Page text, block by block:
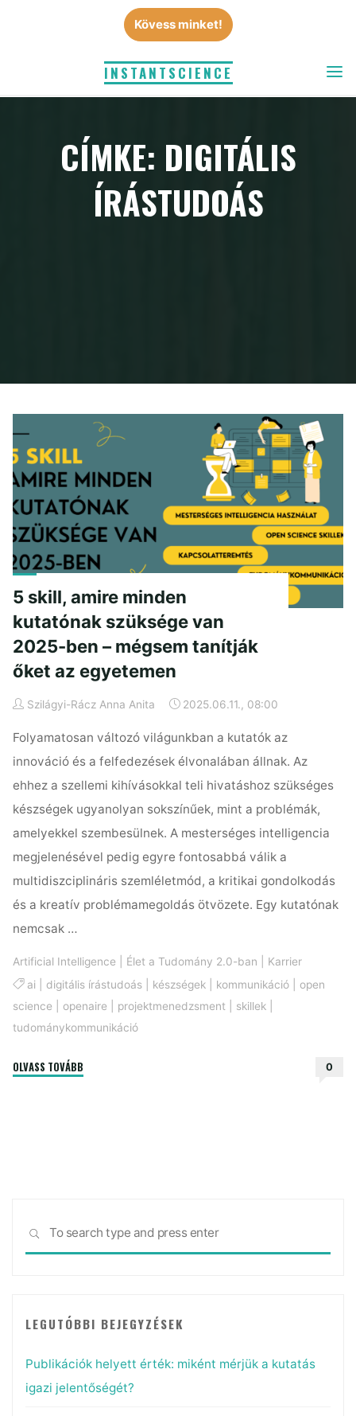
INSTANTSCIENCE
Kövess minket!
CÍMKE: DIGITÁLIS
ÍRÁSTUDOÁS
5 skill, amire minden
kutatónak szüksége van
2025-ben – mégsem tanítják
őket az egyetemen
Szilágyi-Rácz Anna Anita 2025.06.11., 08:00
Folyamatosan változó világunkban a kutatók az
innováció és a felfedezések élvonalában állnak. Az
ehhez a szellemi kihívásokkal teli hivatáshoz szükséges
készségek ugyanolyan sokszínűek, mint a problémák,
amelyekkel szembesülnek. A mesterséges intelligencia
megjelenésével pedig egyre fontosabbá válik a
multidiszciplináris szemléletmód, a kritikai gondolkodás
és a kreatív problémamegoldás ötvözete. Egy kutatónak
nemcsak …
Artificial Intelligence Élet a Tudomány 2.0-ban
Karrier
ai| digitális írástudoás| készségek| kommunikáció| open
science
openaire projektmenedzsment skillek
tudománykommunikáció
OLVASS TOVÁBB
az
0
SEARCH
LEGUTÓBBI BEJEGYZÉSEK
Publikációk helyett érték: miként mérjük a kutatás
igazi jelentőségét?